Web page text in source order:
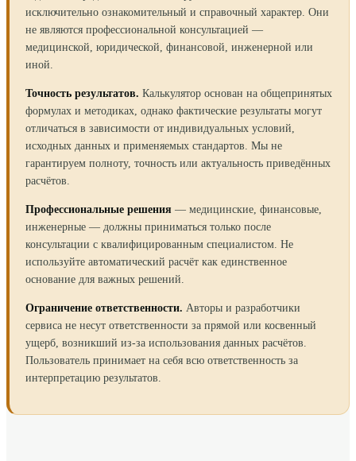
исключительно ознакомительный и справочный характер. Они
не являются профессиональной консультацией —
медицинской, юридической, финансовой, инженерной или
иной.
Точность результатов. Калькулятор основан на общепринятых
формулах и методиках, однако фактические результаты могут
отличаться в зависимости от индивидуальных условий,
исходных данных и применяемых стандартов. Мы не
гарантируем полноту, точность или актуальность приведённых
расчётов.
Профессиональные решения — медицинские, финансовые,
инженерные — должны приниматься только после
консультации с квалифицированным специалистом. Не
используйте автоматический расчёт как единственное
основание для важных решений.
Ограничение ответственности. Авторы и разработчики
сервиса не несут ответственности за прямой или косвенный
ущерб, возникший из-за использования данных расчётов.
Пользователь принимает на себя всю ответственность за
интерпретацию результатов.